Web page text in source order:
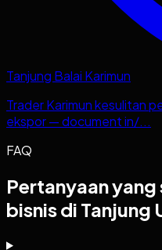
Tanjung Balai Karimun
Trader Karimun kesulitan
ekspor — document in/...
FAQ
Pertanyaan
bisnis di Tanjung